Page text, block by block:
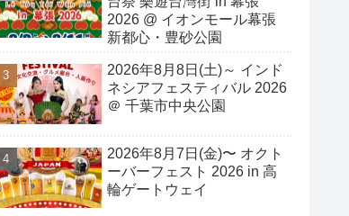
2026 @ イオンモール幕張
新都心・豊砂公園
2026年8月8日(土)～ インド
ネシアフェスティバル 2026
＠ 千葉市中央公園
2026年8月7日(金)〜 オクト
ーバーフェスト 2026 in 高
輪ゲートウェイ